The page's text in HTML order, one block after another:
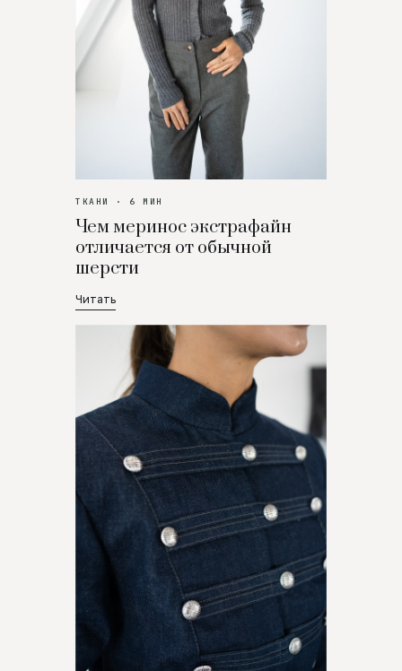
ТКАНИ · 6 МИН
Чем меринос экстрафайн
отличается от обычной
шерсти
Читать